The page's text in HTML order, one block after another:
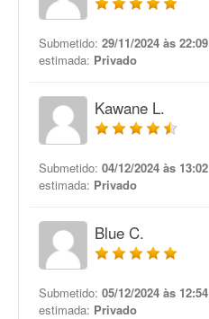
Submetido: 29/11/2024 às 22:09
estimada: Privado
Kawane L.
Submetido: 04/12/2024 às 13:02
estimada: Privado
Blue C.
Submetido: 05/12/2024 às 12:54
estimada: Privado